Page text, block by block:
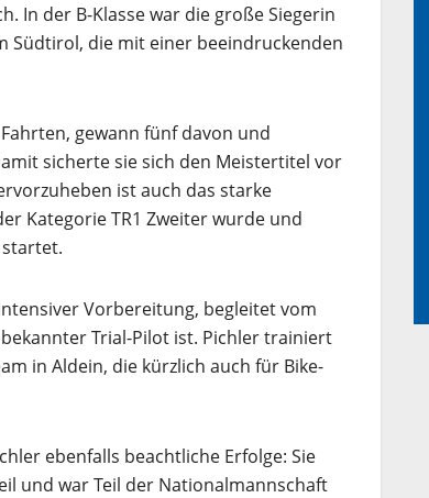
In der B-Klasse war die große Siegerin
Südtirol, die mit einer beeindruckenden
gewann fünf davon und
sicherte sie sich den Meistertitel vor
ist auch das starke
Kategorie TR1 Zweiter wurde und
Vorbereitung, begleitet vom
Trial-Pilot ist. Pichler trainiert
in Aldein, die kürzlich auch für Bike-
ebenfalls beachtliche Erfolge: Sie
und war Teil der Nationalmannschaft